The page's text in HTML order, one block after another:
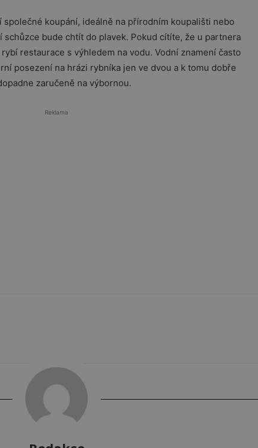
koupání, ideálně na přírodním koupališti nebo
schůzce bude chtít do plavek. Pokud cítíte, že u partnera
restaurace s výhledem na vodu. Vodní znamení často
posezení na hrázi rybníka jen ve dvou a k tomu dobře
zaručeně na výbornou.
Reklama